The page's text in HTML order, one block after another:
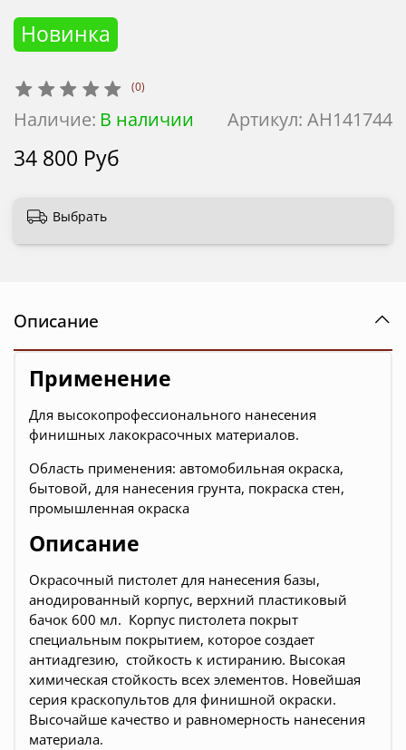
(0)
Артикул: AH141744
Наличие: В наличии
Новинка
34 800 Руб
Выбрать
Описание
Применение
Для высокопрофессионального нанесения
финишных лакокрасочных материалов.
Область применения: автомобильная окраска,
бытовой, для нанесения грунта, покраска стен,
промышленная окраска
Описание
Окрасочный пистолет для нанесения базы,
анодированный корпус, верхний пластиковый
бачок 600 мл. Корпус пистолета покрыт
специальным покрытием, которое создает
антиадгезию, стойкость к истиранию. Высокая
химическая стойкость всех элементов. Новейшая
серия краскопультов для финишной окраски.
Высочайше качество и равномерность нанесения
материала.